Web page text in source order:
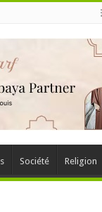
Société Religion